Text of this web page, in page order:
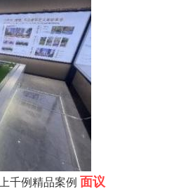
千例精品案例 面议